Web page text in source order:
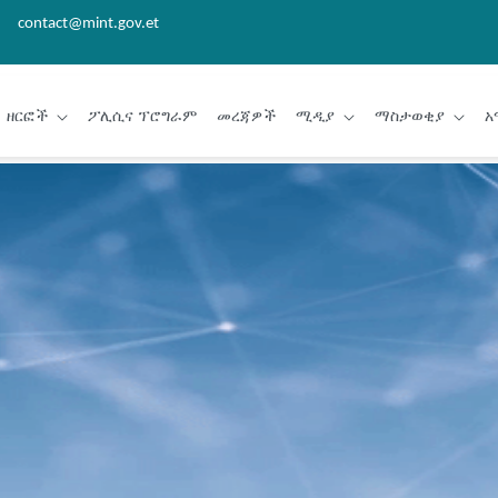
contact@mint.gov.et
ዘርፎች ፖሊሲና ፕሮግራም መረጃዎች ሚዲያ ማስታወቂያ